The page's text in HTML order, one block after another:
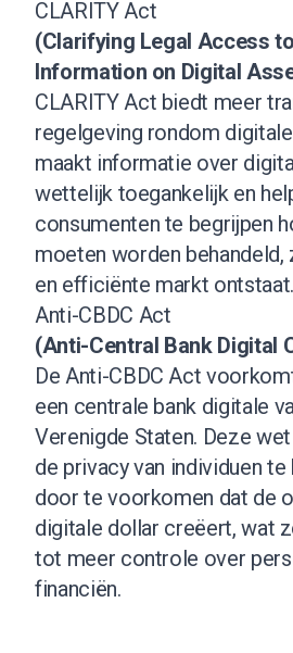
CLARITY Act
(Clarifying Legal Access
Information on Digital
CLARITY Act biedt meer
regelgeving rondom
maakt informatie over
wettelijk toegankelijk en
consumenten te begrijpen
moeten worden
en efficiënte markt ontstaat.
Anti-CBDC Act
(Anti-Central Bank Digital
De Anti-CBDC Act
een centrale bank digitale
Verenigde Staten. Deze
de privacy van individuen
door te voorkomen dat de
digitale dollar creëert, wat
tot meer controle over
financiën.